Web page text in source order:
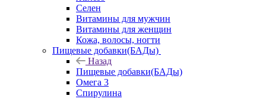
Селен
Витамины для мужчин
Витамины для женщин
Кожа, волосы, ногти
Пищевые добавки(БАДы)
Назад
Пищевые добавки(БАДы)
Омега 3
Спирулина